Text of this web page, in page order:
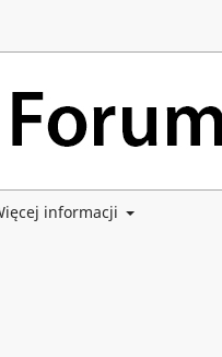
informacji